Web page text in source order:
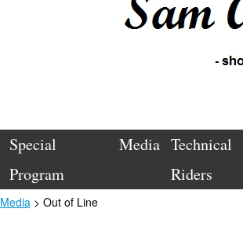
Special
Program
Media Technical
Riders
Media> Out of Line